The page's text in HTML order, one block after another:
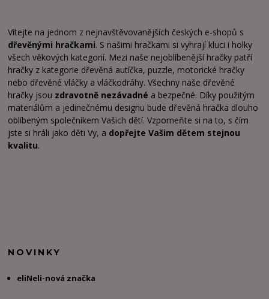
Vítejte na jednom z nejnavštěvovanějších českých e-shopů s
dřevěnými hračkami. S našimi hračkami si vyhrají kluci i holky
všech věkových kategorií. Mezi naše nejoblíbenější hračky patří
hračky z kategorie dřevěná autíčka, puzzle, motorické hračky
nebo dřevěné vláčky a vláčkodráhy. Všechny naše dřevěné
hračky jsou zdravotně nezávadné a bezpečné. Díky použitým
materiálům a jedinečnému designu bude dřevěná hračka dlouho
oblíbeným společníkem Vašich dětí. Vzpomeňte si na to, s čím
jste si hráli jako děti Vy, a dopřejte Vašim dětem stejnou
kvalitu.
NOVINKY
eliNeli-nová značka